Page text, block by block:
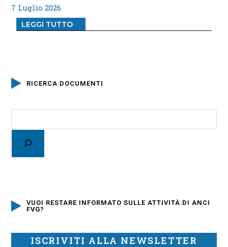
7 Luglio 2026
LEGGI TUTTO
RICERCA DOCUMENTI
VUOI RESTARE INFORMATO SULLE ATTIVITÀ DI ANCI
FVG?
ISCRIVITI ALLA NEWSLETTER